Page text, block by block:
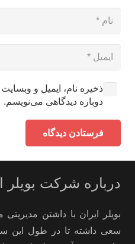
ذخیره نام، ایمیل و
دوباره دیدگاهی می‌نویسم.
فرستادن دیدگاه
درباره شرکت بویلر
بویلر ایران با داشتن
سعی داشته تا در طول این